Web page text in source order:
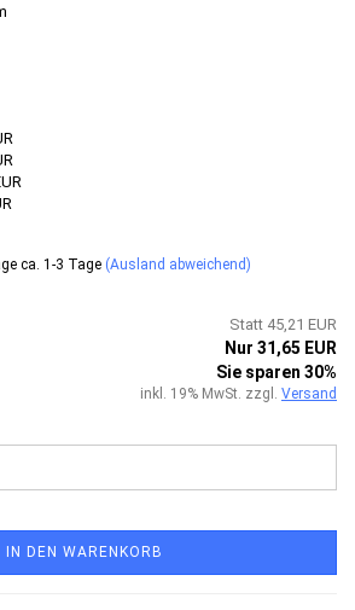
ca. 1-3 Tage (Ausland abweichend)
Statt 45,21 EUR
Nur 31,65 EUR
Sie sparen 30%
inkl. 19% MwSt. zzgl. Versand
IN DEN WARENKORB